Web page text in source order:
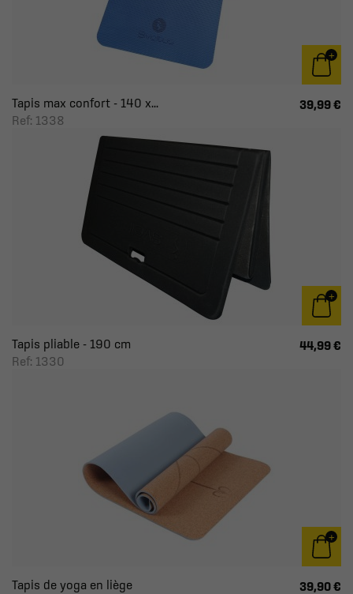
Tapis max confort - 140 x...
Ref: 1338
39,99 €
Tapis pliable - 190 cm
Ref: 1330
44,99 €
Tapis de yoga en liège
39,90 €